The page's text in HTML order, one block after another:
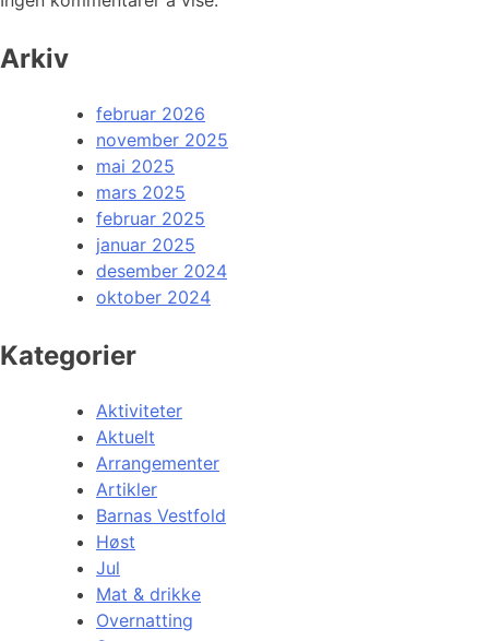
Arkiv
februar 2026
november 2025
mai 2025
mars 2025
februar 2025
januar 2025
desember 2024
oktober 2024
Kategorier
Aktiviteter
Aktuelt
Arrangementer
Artikler
Barnas Vestfold
Høst
Jul
Mat & drikke
Overnatting